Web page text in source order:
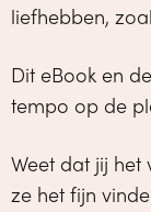
liefhebben,
Dit eBook en
tempo op de
Weet dat jij
ze het fijn